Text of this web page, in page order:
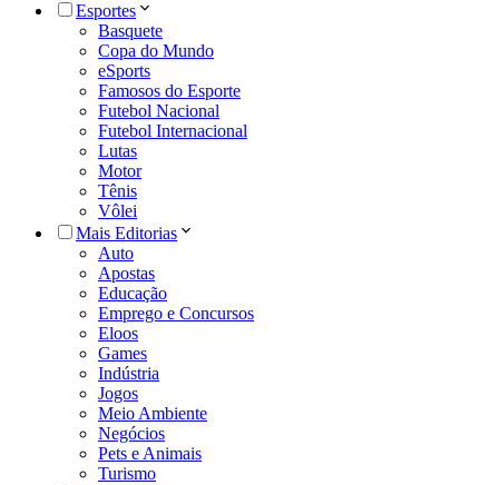
Esportes
Basquete
Copa do Mundo
eSports
Famosos do Esporte
Futebol Nacional
Futebol Internacional
Lutas
Motor
Tênis
Vôlei
Mais Editorias
Auto
Apostas
Educação
Emprego e Concursos
Eloos
Games
Indústria
Jogos
Meio Ambiente
Negócios
Pets e Animais
Turismo